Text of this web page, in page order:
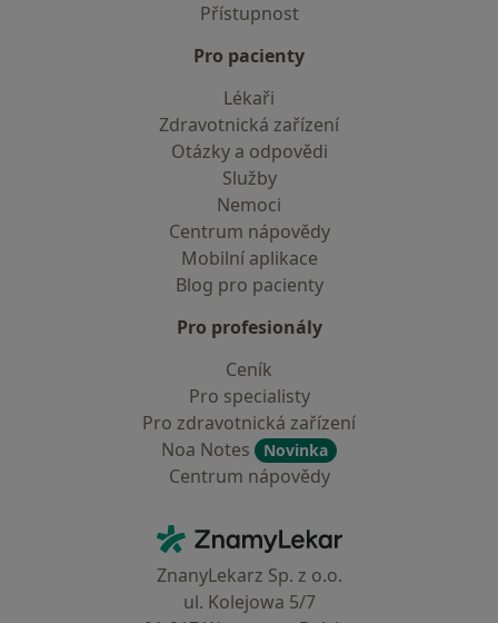
Přístupnost
Pro pacienty
Lékaři
Zdravotnická zařízení
Otázky a odpovědi
Služby
Nemoci
Centrum nápovědy
Mobilní aplikace
Blog pro pacienty
Pro profesionály
Ceník
Pro specialisty
Pro zdravotnická zařízení
Noa Notes
Novinka
Centrum nápovědy
ZnamyLekar - Hlavní stránka
ZnanyLekarz Sp. z o.o.
ul. Kolejowa 5/7